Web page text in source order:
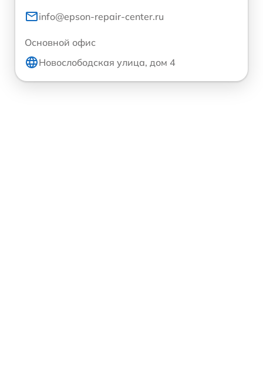
info@epson-repair-center.ru
Основной офис
Новослободская улица, дом 4